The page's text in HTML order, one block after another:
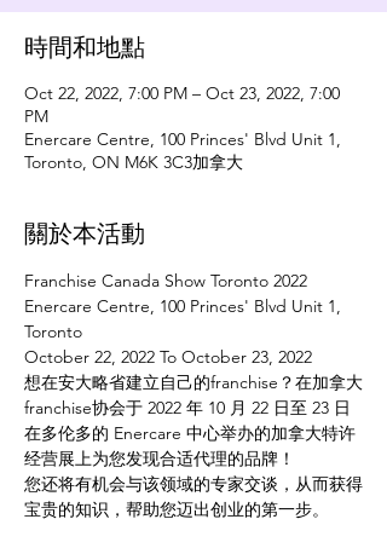
時間和地點
Oct 22, 2022, 7:00 PM – Oct 23, 2022, 7:00
PM
Enercare Centre, 100 Princes' Blvd Unit 1,
Toronto, ON M6K 3C3加拿大
關於本活動
Franchise Canada Show Toronto 2022
Enercare Centre, 100 Princes' Blvd Unit 1,
Toronto
October 22, 2022 To October 23, 2022
想在安大略省建立自己的franchise？在加拿大
franchise协会于 2022 年 10 月 22 日至 23 日
在多伦多的 Enercare 中心举办的加拿大特许
经营展上为您发现合适代理的品牌！
您还将有机会与该领域的专家交谈，从而获得
宝贵的知识，帮助您迈出创业的第一步。